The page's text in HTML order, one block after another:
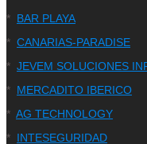
* BAR PLAYA
* CANARIAS-PARADISE
* JEVEM SOLUCIONES
* MERCADITO IBERICO
* AG TECHNOLOGY
* INTESEGURIDAD